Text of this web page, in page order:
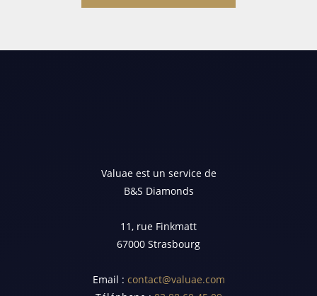
Valuae est un service de
B&S Diamonds
11, rue Finkmatt
67000 Strasbourg
Email : contact@valuae.com